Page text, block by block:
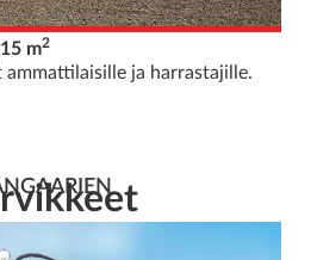
m2
ammattilaisille ja harrastajille.